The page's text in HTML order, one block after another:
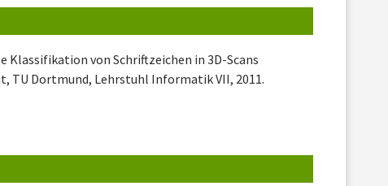
Klassifikation von Schriftzeichen in 3D-Scans
TU Dortmund, Lehrstuhl Informatik VII, 2011.